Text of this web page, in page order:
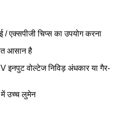
/ एक्सपीजी चिप्स का उपयोग करना
आसान है
इनपुट वोल्टेज निविड़ अंधकार या गैर-
में उच्च लुमेन